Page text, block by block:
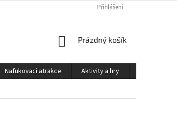
PODMÍNKY PRO PŮJČOVNU KOSTÝMŮ
Přihlášení
NÁKUPNÍ
Prázdný košík
Nafukovací atrakce Aktivity a hry